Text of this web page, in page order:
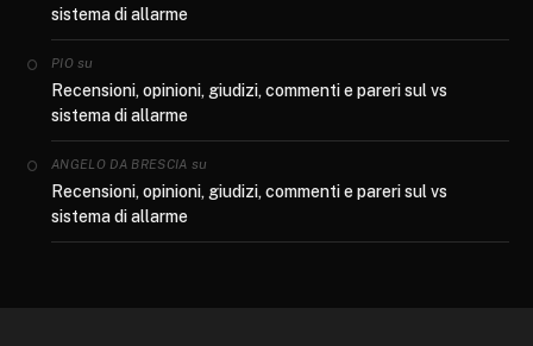
sistema di allarme
PIO su
Recensioni, opinioni, giudizi, commenti e pareri sul vs
sistema di allarme
ANGELO DA BRESCIA su
Recensioni, opinioni, giudizi, commenti e pareri sul vs
sistema di allarme